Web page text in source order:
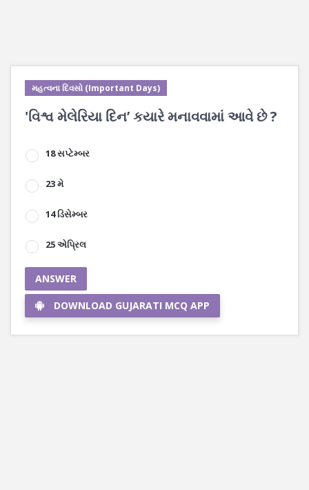
મહત્વના દિવસો (Important Days)
'વિશ્વ મેલેરિયા દિન’ કયારે મનાવવામાં આવે છે ?
18 સપ્ટેમ્બર
23 મે
14 ડિસેમ્બર
25 એપ્રિલ
ANSWER
DOWNLOAD GUJARATI MCQ APP